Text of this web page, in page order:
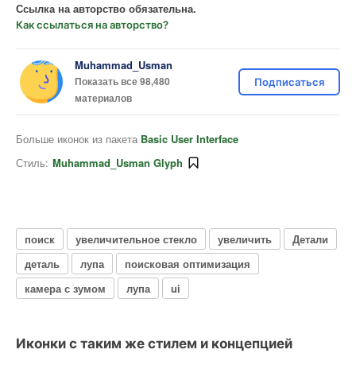
Ссылка на авторство обязательна.
Как ссылаться на авторство?
Muhammad_Usman
Показать все 98,480
материалов
Подписаться
Больше иконок из пакета Basic User Interface
Стиль: Muhammad_Usman Glyph
поиск увеличительное стекло увеличить
Детали
деталь
лупа
поисковая оптимизация
камера с зумом
лупа ui
Иконки с таким же стилем и концепцией